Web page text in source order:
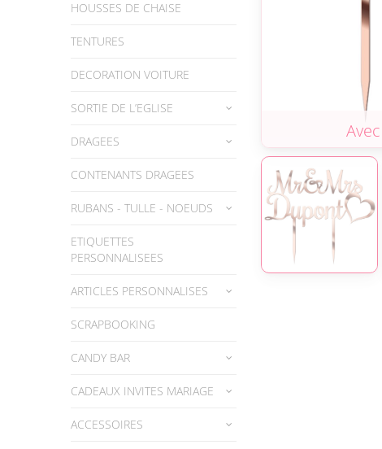
HOUSSES DE CHAISE
TENTURES
DECORATION VOITURE
SORTIE DE L’EGLISE
DRAGEES
CONTENANTS DRAGEES
RUBANS - TULLE - NOEUDS
ETIQUETTES
PERSONNALISEES
ARTICLES PERSONNALISES
SCRAPBOOKING
CANDY BAR
CADEAUX INVITES MARIAGE
ACCESSOIRES